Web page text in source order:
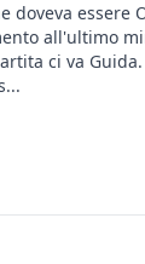
doveva essere
all'ultimo
ci va